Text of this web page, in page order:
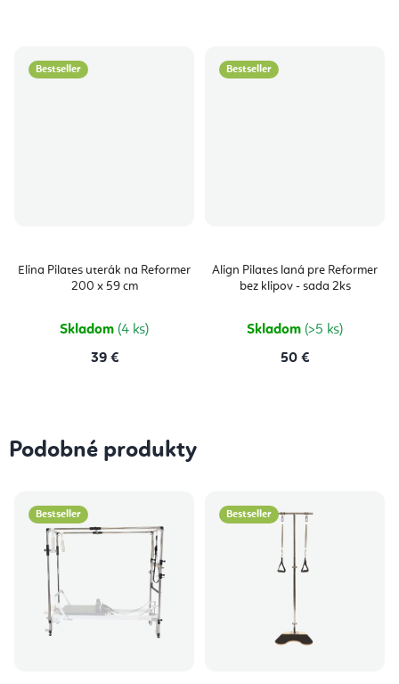
Bestseller
Elina Pilates uterák na Reformer
200 x 59 cm
Skladom (4 ks)
39 €
Bestseller
Align Pilates laná pre Reformer
bez klipov - sada 2ks
Skladom (>5 ks)
50 €
Podobné produkty
Bestseller Bestseller